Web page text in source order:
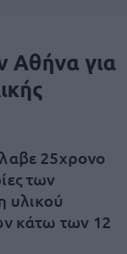
Αθήνα για
25χρονο
των
υλικού
κάτω των 12